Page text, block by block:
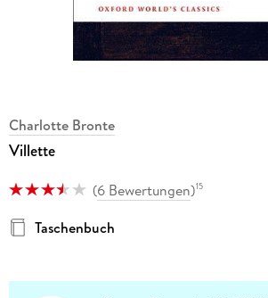
Charlotte Bronte
Villette
(6 Bewertungen)15
Taschenbuch